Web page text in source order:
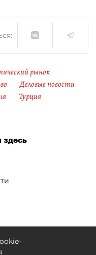
рынок
Деловые новости
Турция